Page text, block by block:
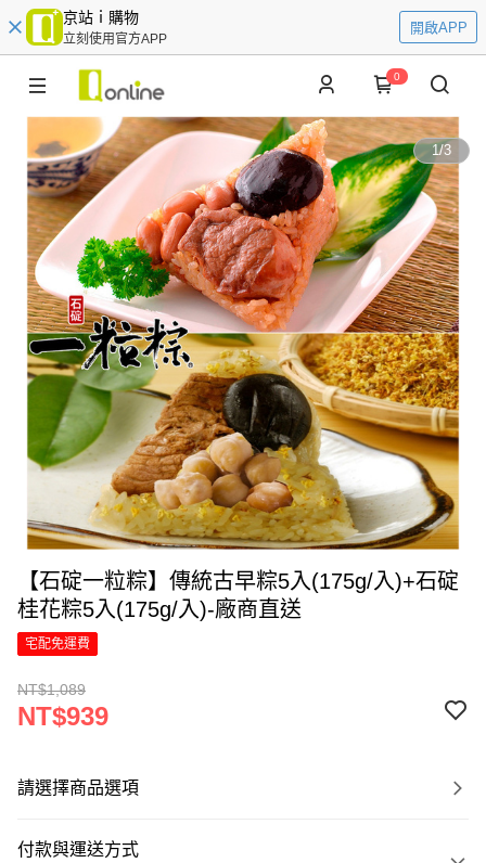
京站ｉ購物
立刻使用官方APP
開啟APP
0
1/3
【石碇一粒粽】傳統古早粽5入(175g/入)+石碇
桂花粽5入(175g/入)-廠商直送
宅配免運費
NT$1,089
NT$939
請選擇商品選項
付款與運送方式